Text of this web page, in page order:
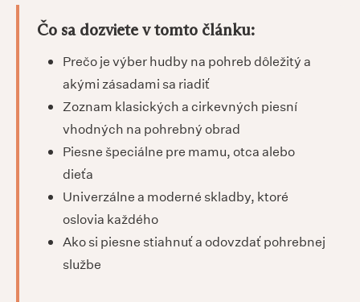
Čo sa dozviete v tomto článku:
Prečo je výber hudby na pohreb dôležitý a
akými zásadami sa riadiť
Zoznam klasických a cirkevných piesní
vhodných na pohrebný obrad
Piesne špeciálne pre mamu, otca alebo
dieťa
Univerzálne a moderné skladby, ktoré
oslovia každého
Ako si piesne stiahnuť a odovzdať pohrebnej
službe